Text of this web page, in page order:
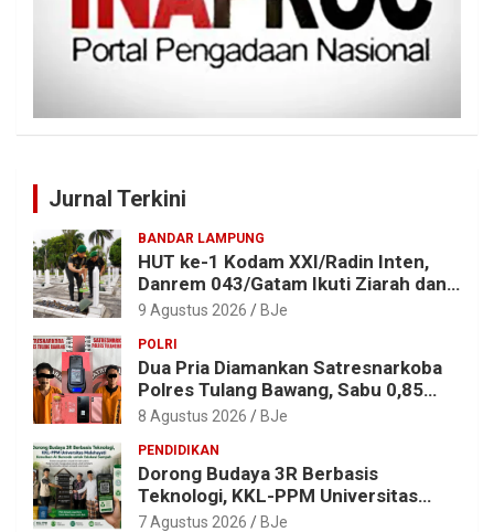
Jurnal Terkini
BANDAR LAMPUNG
HUT ke-1 Kodam XXI/Radin Inten,
Danrem 043/Gatam Ikuti Ziarah dan
Bakti Kesehatan
9 Agustus 2026 BJe
POLRI
Dua Pria Diamankan Satresnarkoba
Polres Tulang Bawang, Sabu 0,85
Gram dan Alat Hisap Disita
8 Agustus 2026 BJe
PENDIDIKAN
Dorong Budaya 3R Berbasis
Teknologi, KKL-PPM Universitas
Malahayati Kenalkan AI Barcode
7 Agustus 2026 BJe